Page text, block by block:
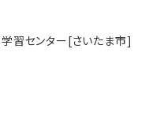
習センター[さいたま市]